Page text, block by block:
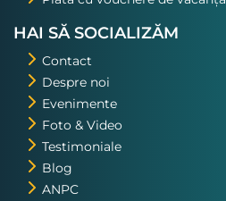
HAI SĂ SOCIALIZĂM
Contact
Despre noi
Evenimente
Foto & Video
Testimoniale
Blog
ANPC